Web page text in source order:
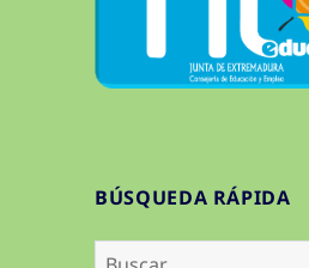
BÚSQUEDA RÁPIDA
Buscar: